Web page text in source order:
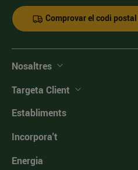
Comprovar el codi postal
Nosaltres
Targeta Client
Establiments
Incorpora't
Energia